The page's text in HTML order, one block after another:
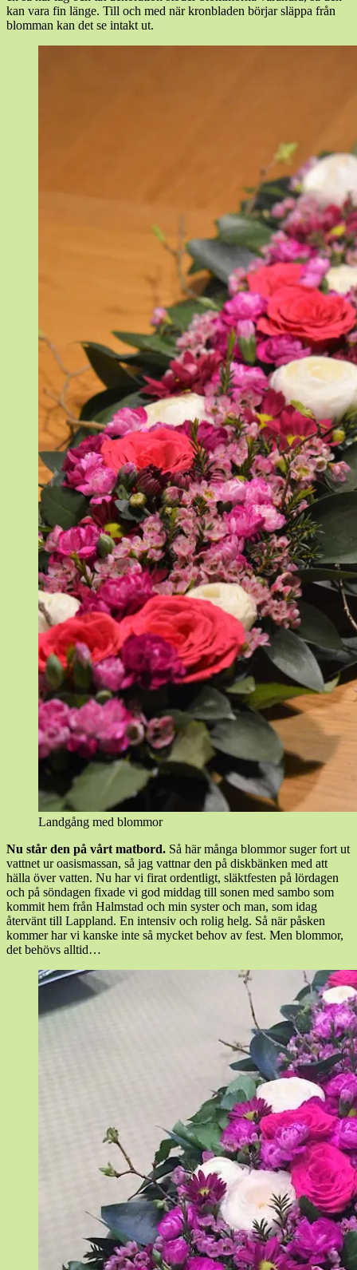
kan vara fin länge. Till och med när kronbladen börjar släppa från
blomman kan det se intakt ut.
Landgång med blommor
Nu står den på vårt matbord. Så här många blommor suger fort ut
vattnet ur oasismassan, så jag vattnar den på diskbänken med att
hälla över vatten. Nu har vi firat ordentligt, släktfesten på lördagen
och på söndagen fixade vi god middag till sonen med sambo som
kommit hem från Halmstad och min syster och man, som idag
återvänt till Lappland. En intensiv och rolig helg. Så när påsken
kommer har vi kanske inte så mycket behov av fest. Men blommor,
det behövs alltid…